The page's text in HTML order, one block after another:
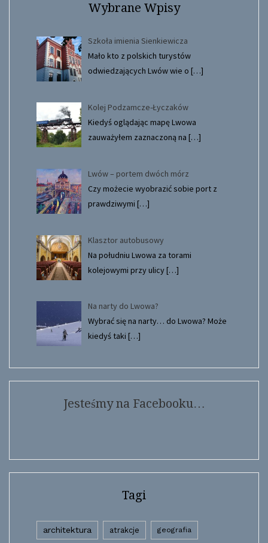
Wybrane Wpisy
Szkoła imienia Sienkiewicza
Mało kto z polskich turystów
odwiedzających Lwów wie o […]
Kolej Podzamcze-Łyczaków
Kiedyś oglądając mapę Lwowa
zauważyłem zaznaczoną na […]
Lwów – portem dwóch mórz
Czy możecie wyobrazić sobie port z
prawdziwymi […]
Klasztor autobusowy
Na południu Lwowa za torami
kolejowymi przy ulicy[…]
Na narty do Lwowa?
Wybrać się na narty… do Lwowa? Może
kiedyś taki […]
Jesteśmy na Facebooku…
Tagi
architektura atrakcje geografia